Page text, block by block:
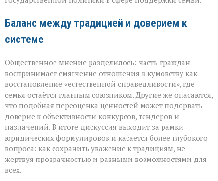
Баланс между традицией и доверием к
системе
Общественное мнение разделилось: часть граждан
воспринимает смягчение отношения к кумовству как
восстановление «естественной справедливости», где
семья остаётся главным союзником. Другие же опасаются,
что подобная переоценка ценностей может подорвать
доверие к объективности конкурсов, тендеров и
назначений. В итоге дискуссия выходит за рамки
юридических формулировок и касается более глубокого
вопроса: как сохранить уважение к традициям, не
жертвуя прозрачностью и равными возможностями для
всех.